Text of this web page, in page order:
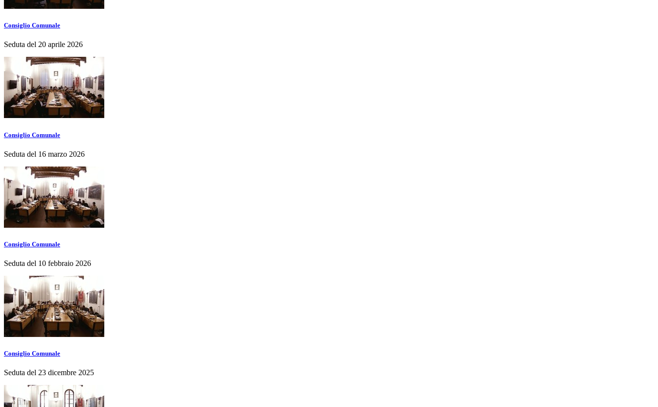
Consiglio Comunale
Seduta del 20 aprile 2026
Consiglio Comunale
Seduta del 16 marzo 2026
Consiglio Comunale
Seduta del 10 febbraio 2026
Consiglio Comunale
Seduta del 23 dicembre 2025